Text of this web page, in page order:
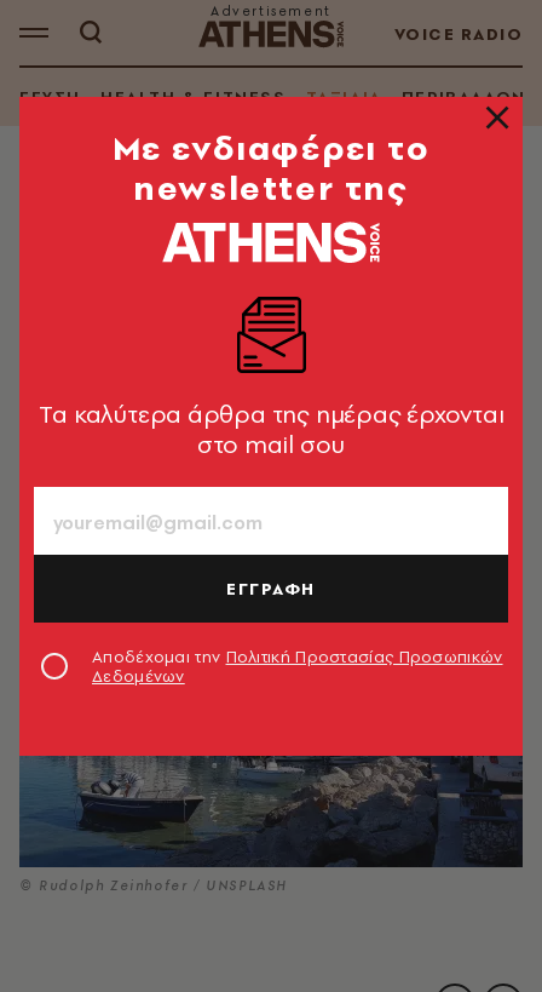
VOICE RADIO
ΓΕΥΣΗ HEALTH & FITNESS ΤΑΞΙΔΙΑ ΠΕΡΙΒΑΛΛΟΝ
Κάρπαθος 2022: Οδηγός για
αξιοθέατα, παραλίες, φαγητό,
Νησί για... σαφάρι προσφέρει υπέροχες θάλασσες,
ΤΕΥΧΟΣ 836
21.07.2022, 17:43 1’ ΔΙΑΒΑΣΜΑ
© Rudolph Zeinhofer / UNSPLASH
Mε ενδιαφέρει το
newsletter της
Tα καλύτερα άρθρα της ημέρας έρχονται
στο mail σου
ΕΓΓΡΑΦΗ
Αποδέχομαι την Πολιτική Προστασίας Προσωπικών
Δεδομένων